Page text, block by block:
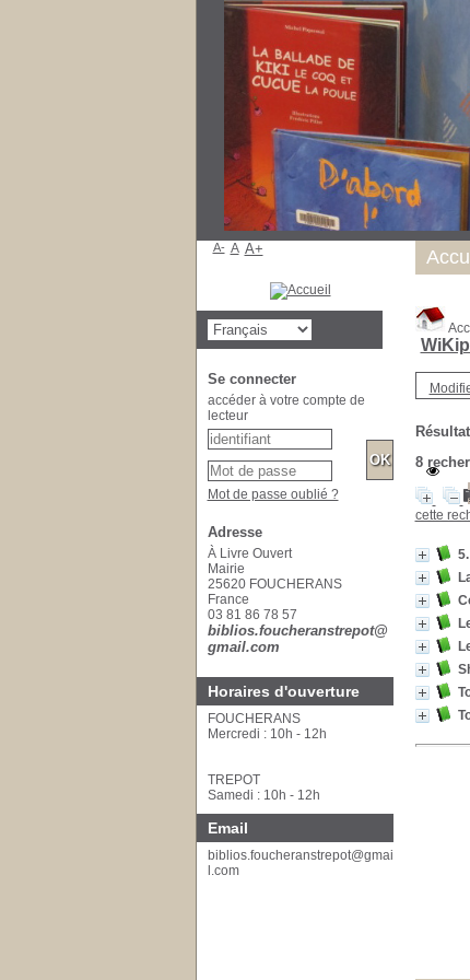
8
cette
A- A A+
Se connecter
accéder à votre compte de
lecteur
Mot de passe oublié ?
Adresse
À Livre Ouvert
Mairie
25620 FOUCHERANS
France
03 81 86 78 57
biblios.foucheranstrepot@
gmail.com
Horaires d'ouverture
FOUCHERANS
Mercredi : 10h - 12h
TREPOT
Samedi : 10h - 12h
Email
biblios.foucheranstrepot@gmai
l.com